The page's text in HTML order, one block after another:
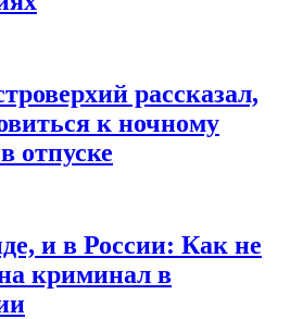
рассказал,
к ночному
отпуске
и в России: Как не
криминал в